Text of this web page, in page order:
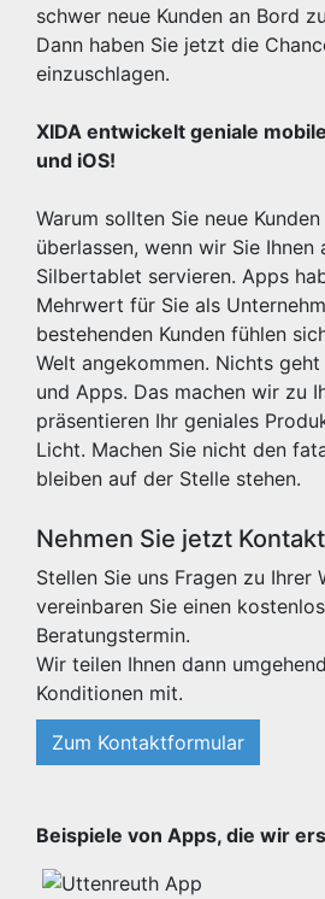
schwer neue Kunden an Bord
Dann haben Sie jetzt die
einzuschlagen.
XIDA entwickelt geniale
und iOS!
Warum sollten Sie neue
überlassen, wenn wir Sie Ihnen
Silbertablet servieren. Apps
Mehrwert für Sie als
bestehenden Kunden fühlen
Welt angekommen. Nichts
und Apps. Das machen wir zu
präsentieren Ihr geniales
Licht. Machen Sie nicht den
bleiben auf der Stelle stehen.
Nehmen Sie jetzt
Stellen Sie uns Fragen zu Ihrer
vereinbaren Sie einen
Beratungstermin.
Wir teilen Ihnen dann
Konditionen mit.
Zum Kontaktformular
Beispiele von Apps, die wir